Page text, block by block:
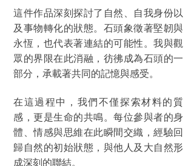
這件作品深刻探討了自然、自我身份以
及事物轉化的狀態。石頭象徵著堅韌與
永恆，也代表著連結的可能性。我與觀
眾的界限在此消融，彷彿成為石頭的一
部分，承載著共同的記憶與感受。
在這過程中，我們不僅探索材料的質
感，更是生命的共鳴。每位參與者的身
體、情感與思維在此瞬間交織，經驗回
歸自然的初始狀態，與他人及大自然形